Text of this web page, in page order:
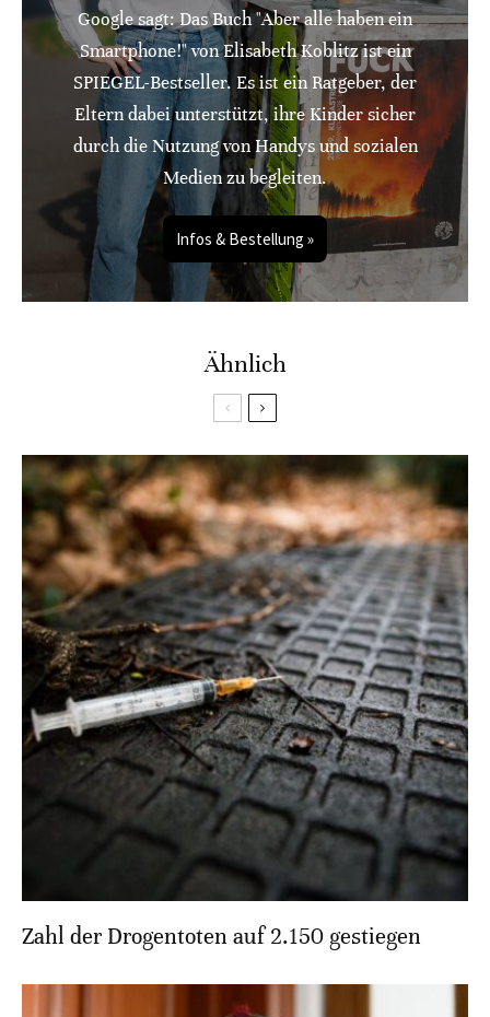
Google sagt: Das Buch "Aber alle haben ein
Smartphone!" von Elisabeth Koblitz ist ein
SPIEGEL-Bestseller. Es ist ein Ratgeber, der
Eltern dabei unterstützt, ihre Kinder sicher
durch die Nutzung von Handys und sozialen
Medien zu begleiten.
Infos & Bestellung »
Ähnlich
Zahl der Drogentoten auf 2.150 gestiegen